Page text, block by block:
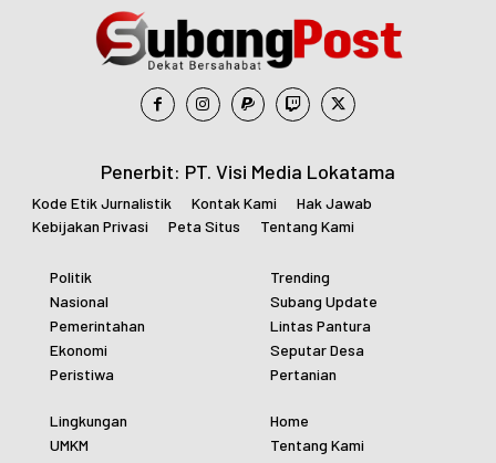
Penerbit: PT. Visi Media Lokatama
Kode Etik Jurnalistik Kontak Kami
Hak Jawab
Kebijakan Privasi
Peta Situs Tentang Kami
Politik
Nasional
Pemerintahan
Ekonomi
Peristiwa
Trending
Subang Update
Lintas Pantura
Seputar Desa
Pertanian
Lingkungan
UMKM
Home
Tentang Kami